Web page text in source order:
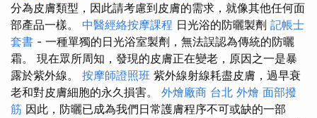
分為皮膚類型，因此請考慮到皮膚的需求，就像其他任何面
部產品一樣。 中醫經絡按摩課程 日光浴的防曬製劑 記帳士
套書 - 一種單獨的日光浴室製劑，無法誤認為傳統的防曬
霜。 現在眾所周知，發現的皮膚正在變老，原因之一是暴
露於紫外線。 按摩師證照班 紫外線射線耗盡皮膚，過早衰
老和對皮膚細胞的永久損害。 外燴廠商 台北 外燴 面部撥
筋 因此，防曬已成為我們日常護膚程序不可或缺的一部